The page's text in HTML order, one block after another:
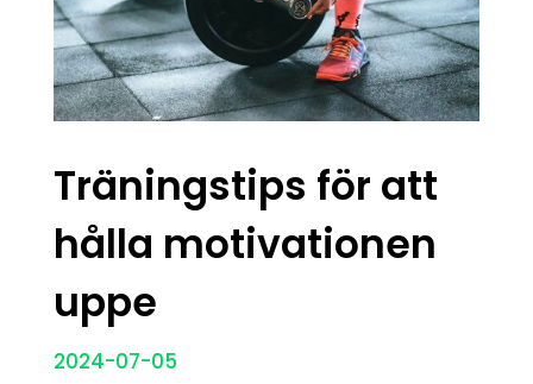
Träningstips för att
hålla motivationen
uppe
2024-07-05